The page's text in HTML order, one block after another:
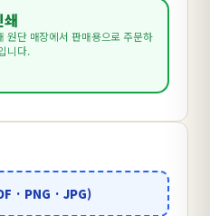
쇄
원단 매장에서 판매용으로 주문하
니다.
· PNG · JPG)